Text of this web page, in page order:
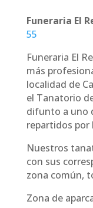
Funeraria El
55
Funeraria El
más
localidad de
el Tanatorio
difunto a uno
repartidos por
Nuestros
con sus
zona común,
Zona de